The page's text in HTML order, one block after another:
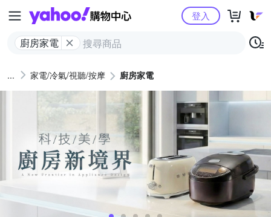
Yahoo購物中心
廚房家電
登入
家電/冷氣/視聽/按摩 廚房家電